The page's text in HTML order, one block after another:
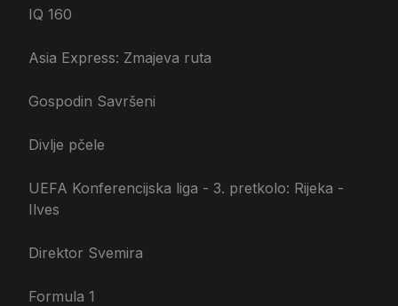
IQ 160
Asia Express: Zmajeva ruta
Gospodin Savršeni
Divlje pčele
UEFA Konferencijska liga - 3. pretkolo: Rijeka -
Ilves
Direktor Svemira
Formula 1